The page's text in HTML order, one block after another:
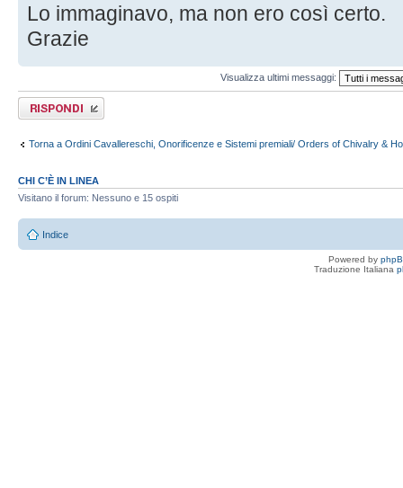
Lo immaginavo, ma non ero così certo.
Grazie
Visualizza ultimi messaggi:
Rispondi al
messaggio
Torna a Ordini Cavallereschi, Onorificenze e Sistemi premiali/ Orders of Chivalry &
CHI C’È IN LINEA
Visitano il forum: Nessuno e 15 ospiti
Indice
Powered by
Traduzione Italiana